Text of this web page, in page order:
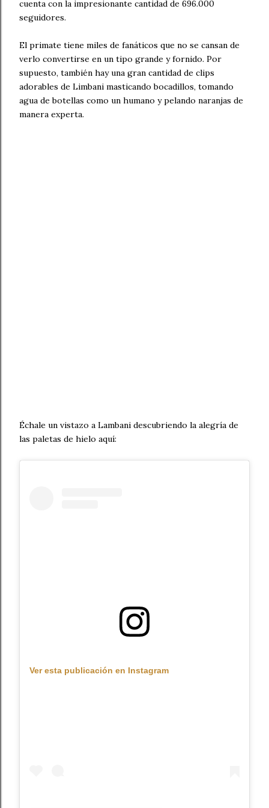
cuenta con la impresionante cantidad de 696.000
seguidores.
El primate tiene miles de fanáticos que no se cansan de
verlo convertirse en un tipo grande y fornido. Por
supuesto, también hay una gran cantidad de clips
adorables de Limbani masticando bocadillos, tomando
agua de botellas como un humano y pelando naranjas de
manera experta.
Échale un vistazo a Lambani descubriendo la alegría de
las paletas de hielo aquí:
Ver esta publicación en Instagram